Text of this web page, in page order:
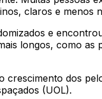
claros e menos
e
longos, como
crescimento dos
(UOL).